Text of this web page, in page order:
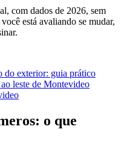
com dados de 2026, sem
está avaliando se mudar,
do exterior: guia prático
leste de Montevideo
o que